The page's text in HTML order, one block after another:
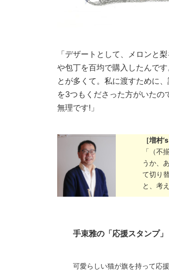
「デザートとして、メロンと
や包丁を百均で購入したんで
とが多くて。私に渡すために
を3つもくださった方がいたの
無理です!」
［増村
「（不
うか、
て切り
と、考
手束雅の「応援スタンプ」
可愛らしい猫が旗を持って応